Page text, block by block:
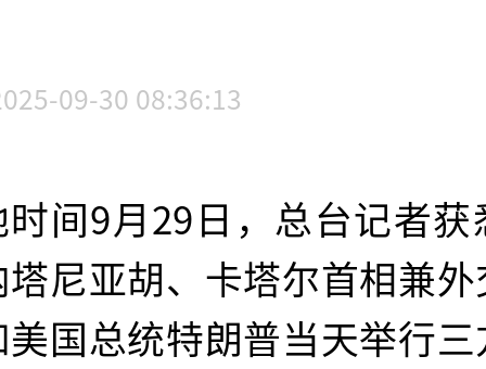
09-30 08:36:13
时间9月29日，总台记者
尼亚胡、卡塔尔首相兼
国总统特朗普当天举行